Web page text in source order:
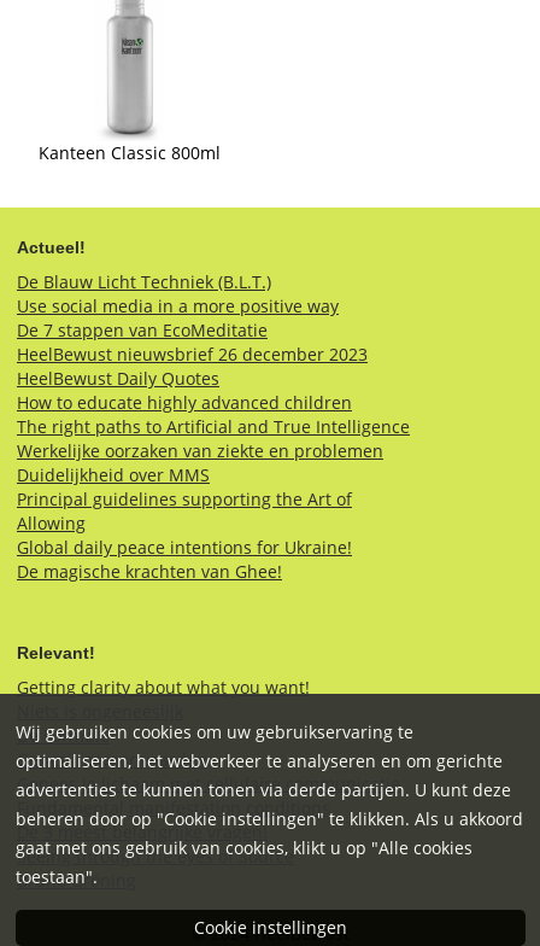
Kanteen Classic 800ml
Actueel!
De Blauw Licht Techniek (B.L.T.)
Use social media in a more positive way
De 7 stappen van EcoMeditatie
HeelBewust nieuwsbrief 26 december 2023
HeelBewust Daily Quotes
How to educate highly advanced children
The right paths to Artificial and True Intelligence
Werkelijke oorzaken van ziekte en problemen
Duidelijkheid over MMS
Principal guidelines supporting the Art of
Allowing
Global daily peace intentions for Ukraine!
De magische krachten van Ghee!
Relevant!
Getting clarity about what you want!
De Formule
Genezingsvoorwaarden
Genees je lichaam met cellulaire communicatie
Fundamental manifestation conditions
De 3 meest belangrijke vragen!
Seeing through the eyes of Source
Bruno Gröning
© 2024 HeelBewust
Wij gebruiken cookies om uw gebruikservaring te
optimaliseren, het webverkeer te analyseren en om gerichte
advertenties te kunnen tonen via derde partijen. U kunt deze
beheren door op "Cookie instellingen" te klikken. Als u akkoord
gaat met ons gebruik van cookies, klikt u op "Alle cookies
toestaan".
Cookie instellingen